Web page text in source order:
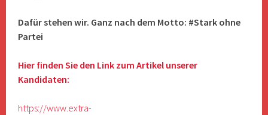
Dafür stehen wir. Ganz nach dem Motto: #Stark ohne
Partei
Hier finden Sie den Link zum Artikel unserer
Kandidaten:
https://www.extra-